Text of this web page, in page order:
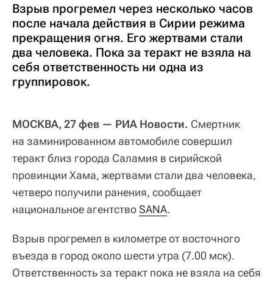
Взрыв прогремел через несколько часов
после начала действия в Сирии режима
прекращения огня. Его жертвами стали
два человека. Пока за теракт не взяла на
себя ответственность ни одна из
группировок.
МОСКВА, 27 фев — РИА Новости. Смертник
на заминированном автомобиле совершил
теракт близ города Саламия в сирийской
провинции Хама, жертвами стали два человека,
четверо получили ранения, сообщает
национальное агентствоSANA.
Взрыв прогремел в километре от восточного
въезда в город около шести утра (7.00 мск).
Ответственность за теракт пока не взяла на себя